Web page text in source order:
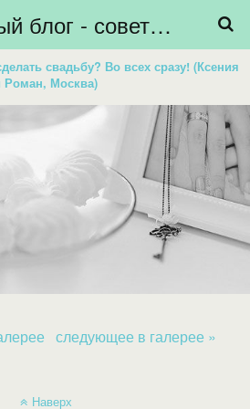
Свадебный блог - советы невестам, подготовка к свадьбе - HiBride
свадьбу? Во всех сразу! (Ксения
Роман, Москва)
следующее в галерее »
Наверх